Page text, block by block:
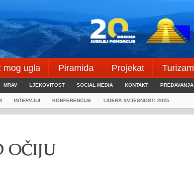
mog ugla Piramida Projekat Turizam
MRAV LJEKOVITOST SOCIAL MEDIA KONTAKT PREDAVANJA
INTERVJUI KONFERENCIJE LIDERA SVJESNOSTI 2025
OČIJU